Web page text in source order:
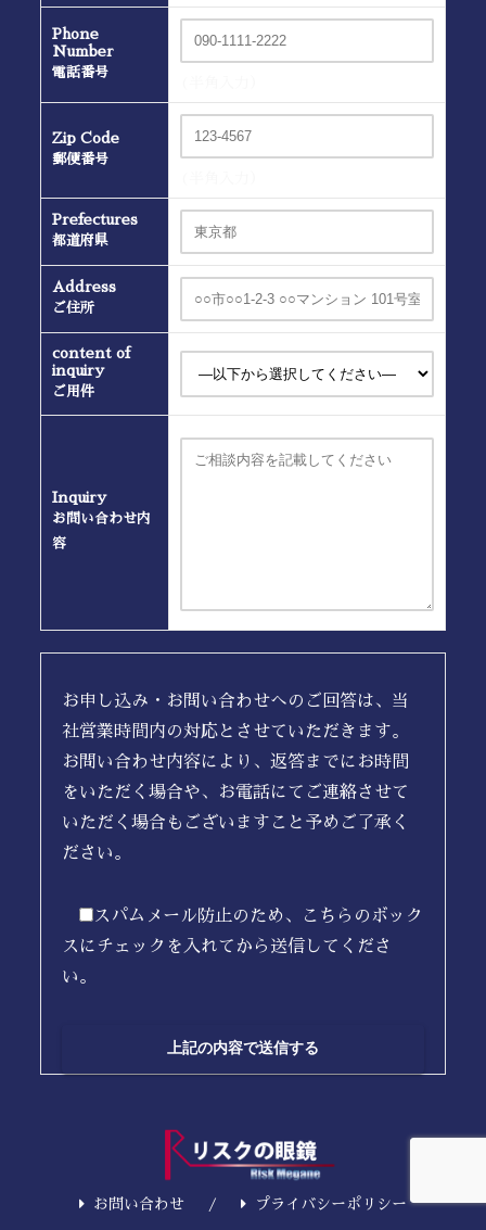
Phone
Number
電話番号
Zip Code
郵便番号
Prefectures
都道府県
Address
ご住所
content of
inquiry
ご用件
Inquiry
お問い合わせ内
容
お申し込み・お問い合わせへのご回答は、当
社営業時間内の対応とさせていただきます。
お問い合わせ内容により、返答までにお時間
をいただく場合や、お電話にてご連絡させて
いただく場合もございますこと予めご了承く
ださい。
スパムメール防止のため、こちらのボック
スにチェックを入れてから送信してくださ
い。
お問い合わせ プライバシーポリシー